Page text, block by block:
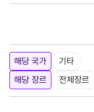
해당 국가
기타
해당 장르
전체장르